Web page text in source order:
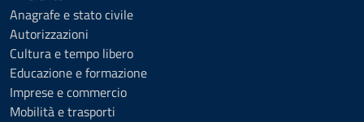
Anagrafe e stato civile
Autorizzazioni
Cultura e tempo libero
Educazione e formazione
Imprese e commercio
Mobilità e trasporti